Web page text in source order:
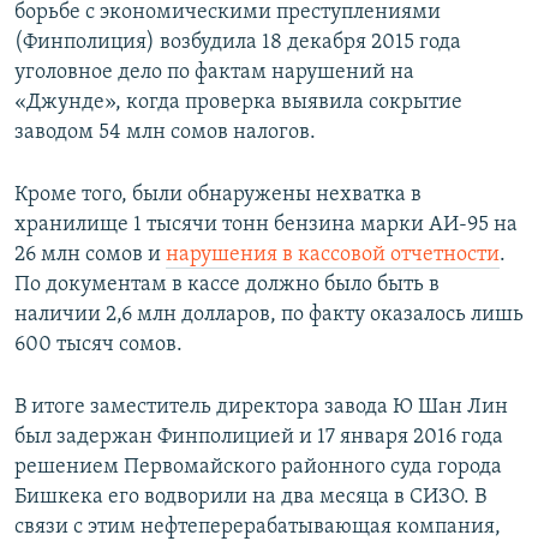
борьбе с экономическими преступлениями
(Финполиция) возбудила 18 декабря 2015 года
уголовное дело по фактам нарушений на
«Джунде», когда проверка выявила сокрытие
заводом 54 млн сомов налогов.
Кроме того, были обнаружены нехватка в
хранилище 1 тысячи тонн бензина марки АИ-95 на
26 млн сомов и нарушения в кассовой отчетности.
По документам в кассе должно было быть в
наличии 2,6 млн долларов, по факту оказалось лишь
600 тысяч сомов.
В итоге заместитель директора завода Ю Шан Лин
был задержан Финполицией и 17 января 2016 года
решением Первомайского районного суда города
Бишкека его водворили на два месяца в СИЗО. В
связи с этим нефтеперерабатывающая компания,